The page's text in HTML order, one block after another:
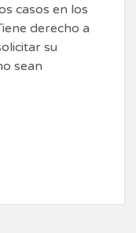
casos en los
derecho a
su
sean